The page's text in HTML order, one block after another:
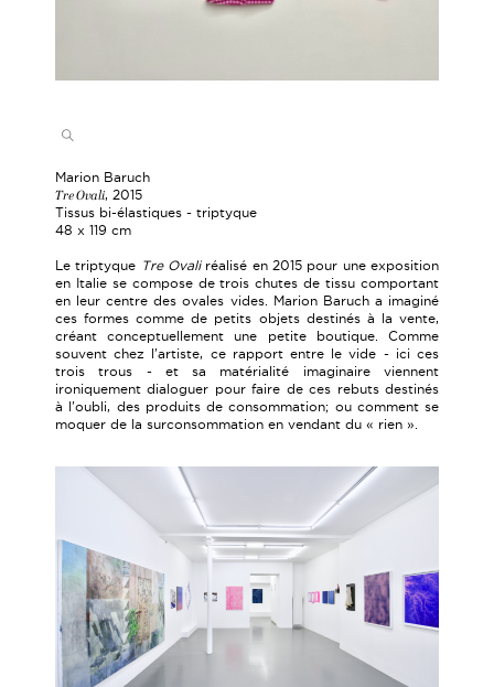
Marion Baruch
Tre Ovali, 2015
Tissus bi-élastiques - triptyque
48 x 119 cm
Le triptyque Tre Ovaliréalisé en 2015 pour une exposition
en Italie se compose de trois chutes de tissu comportant
en leur centre des ovales vides. Marion Baruch a imaginé
ces formes comme de petits objets destinés à la vente,
créant conceptuellement une petite boutique. Comme
souvent chez l'artiste, ce rapport entre le vide - ici ces
trois trous - et sa matérialité imaginaire viennent
ironiquement dialoguer pour faire de ces rebuts destinés
à l'oubli, des produits de consommation; ou comment se
moquer de la surconsommation en vendant du « rien ».